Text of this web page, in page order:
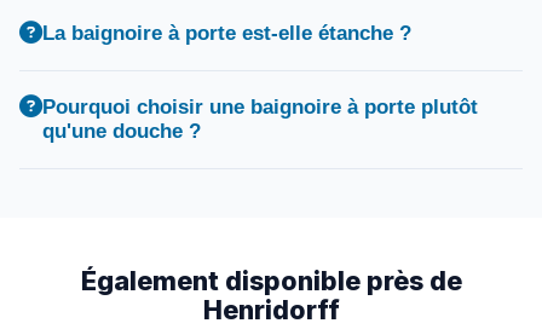
La baignoire à porte est-elle étanche ?
Pourquoi choisir une baignoire à porte plutôt
qu'une douche ?
Également disponible près de
Henridorff